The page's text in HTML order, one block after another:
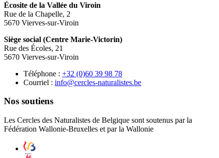
Écosite de la Vallée du Viroin
Rue de la Chapelle, 2
5670 Vierves-sur-Viroin
Siège social (Centre Marie-Victorin)
Rue des Écoles, 21
5670 Vierves-sur-Viroin
Téléphone : 87 89 93 06(0) 23+
Courriel : eb.setsilarutan-selcrec@ofni
Nos soutiens
Les Cercles des Naturalistes de Belgique sont soutenus par la
Fédération Wallonie-Bruxelles et par la Wallonie